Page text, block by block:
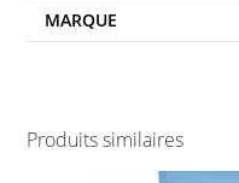
MARQUE
Produits similaires